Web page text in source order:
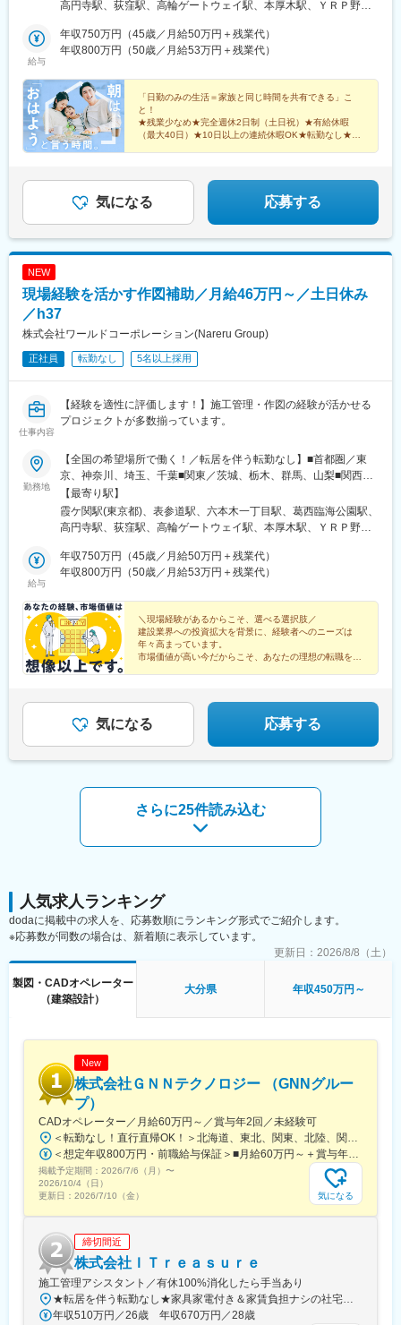
崎駅、名鉄一宮駅、静岡駅、三島駅、浜松駅、沼津駅、草薙駅(東
海道本線)、大垣駅、名鉄岐阜駅、多治見駅、穂積駅、近鉄四日市
木駅、佐野駅、守谷駅、取手駅、水戸駅、つくば駅、土浦駅、古
河駅、牛久駅、日立駅、高崎駅、前橋駅、伊勢崎駅、新前橋駅、
太田駅(群馬県)、館林駅、桐生駅、渋川駅、茨木駅、谷町四丁目
駅、枚方市駅、北新地駅、三国ケ丘駅(大阪府)、南森町駅、森ノ宮
駅、谷町九丁目駅、堺東駅、桃谷駅、肥後橋駅、十三駅、吹田駅
橋駅、烏丸御池駅、東福寺駅、西院駅(阪急線)、二条駅、西大路
駅、桂駅、桂川駅(京都府)、長岡京駅、大久保駅(京都府)、新田辺
駅、宇治駅(奈良線)、北大路駅、三条駅(京都府)、長岡天神駅、神
戸駅(兵庫県)、宝塚駅、塚口駅(阪急線)、住吉駅(兵庫県・東海
道)、姫路駅、明石駅、川西能勢口駅、元町駅(兵庫県)、西宮北口
水駅、今津駅(兵庫県)、西明石駅、熱海駅、新静岡駅、藤枝駅、伊
東駅、掛川駅、新浜松駅、清水駅(静岡県)、東静岡駅、焼津駅、富
龍ケ崎市駅、那須塩原駅、九段下駅、日本橋駅(東京都)、田町駅
(東京都)、神田駅(東京都)、御茶ノ水駅、新宿三丁目駅、新宿西口
駅、牛田駅(東京都)、京橋駅(東京都)、西早稲田駅、高輪ゲートウ
駅、京成上野駅、代々木八幡駅、浜松町駅、日比谷駅、井の頭公
園駅、西日暮里駅(舎人ライナー)、大崎広小路駅、代官山駅、日暮
駅、向ケ丘遊園駅、海老名駅(相模線)、緑町駅、京急鶴見駅、馬車
道駅、本川越駅、京成西船駅、栄町駅(千葉県)、本八幡駅(都営
線)、リゾートゲートウェイ・ステーション駅、市川真間駅、北初
富駅、京成稲毛駅、習志野駅、幸谷駅、天王寺駅前駅、大阪ビジ
ネスパーク駅、東淀川駅、大江橋駅、西大橋駅、なんば駅(地下
モノレール)、高槻市駅、九条駅(京都府)、くいな橋駅、神戸三宮
駅(阪神)、西代駅、森下駅(愛知県)、新豊橋駅、車道駅、小田井
なろう四日市駅、西桑名駅、富田駅(三重県)、宇都宮駅東口駅、西
桐生駅、谷町六丁目駅、宮之阪駅、百舌鳥八幡駅、大阪天満宮
駅、玉造駅、大阪上本町駅、渡辺橋駅、吹田駅(阪急線)、和田塚
駅、丸太町駅(京都市営)、西院駅(京福線)、洛西口駅、新田駅(京都
府)、京田辺駅、三条京阪駅、ハーバーランド駅、宝塚南口駅、住
居留地・大丸前駅、さくら夙川駅、芦屋川駅、ハーブ園山麓駅、
伊丹駅(阪急線)、山陽垂水駅、阪神国道駅、日吉町駅、新清水駅、
長沼駅(静岡県)、新日本橋駅、新御茶ノ水駅、新宿駅(東京メト
座一丁目駅、芝公園駅、鮫洲駅、白金高輪駅、立川南駅、九品仏
駅、高島町駅、高津駅(神奈川県)、和泉多摩川駅、梶が谷駅、東海
神駅、京成八幡駅、東京ディズニーランド・ステーション駅、大
阪城北詰駅、ＪＲ難波駅、長堀橋駅、七条駅、駒ケ林駅、ナゴヤ
駅、御影駅(兵庫県・阪神線)、県庁前駅(兵庫県)、芦屋駅(阪神
線)、風の丘中間駅、久寿川駅、柚木駅(静岡鉄道線)、竹橋駅、淡
路町駅、新宿御苑前駅
佐賀、長崎、大分、熊本、宮崎、鹿児島、沖縄【事業所住所】■東
京本社／東京都千代田区2番町3番地5麹町三葉ビル3階■麹町オフ
ャリア開発オフィス／東京都千代田区二番町12-8ロイヤルビルデ
ィング1階■関西支店／大阪府大阪市中央区平野町2丁目4-9 淀屋橋
PREX2階■中部支店／愛知県名古屋市中村区名駅3-4-10 アルティ
メイト名駅1st 4階■東北支店／宮城県仙台市宮城野区榴岡4-5-5 KT
ビル3階■北海道支店／北海道札幌市北区7条西2-20 NCO札幌駅
イースト8階D
高円寺駅、荻窪駅、高輪ゲートウェイ駅、本厚木駅、ＹＲＰ野比
谷保駅、テレコムセンター駅、飛田給駅、高松駅(東京都)、新高島
平駅、昭和島駅、拝島駅、北赤羽駅、柴崎体育館駅、西馬込駅、
代々木公園駅、京成立石駅、志茂駅、幡ケ谷駅、辰巳駅、浮間舟
渡駅、武蔵増戸駅、清瀬駅、萩山駅、富士見ケ丘駅、立川南駅、
押上駅、日比谷駅、新福井駅、梅島駅、西武球場前駅、荒川車庫
前駅、代田橋駅、両国駅、西武柳沢駅、志村坂上駅、氷川台駅、
東高円寺駅、河辺の森駅、西栗栖駅、三郷中央駅、鴨居駅、青砥
川駅、天神川駅、栗平駅、北鎌倉駅、青梅駅、昭和駅、森下駅(東
京都)、相原駅、大崎駅、落合南長崎駅、大和駅(神奈川県)、鶴間
矢川駅、六会日大前駅、植田駅(名古屋市営)、三河一宮駅、上野毛
駅、南御殿場駅、伊勢原駅、亀有駅、黒松内駅、新中野駅、谷塚
駅、志村三丁目駅、南砂町駅、三河島駅、千駄木駅、瑞江駅、木
谷駅、日の出駅(東京都)、金沢文庫駅、平塚駅、牛込柳町駅、新座
県)、国会議事堂前駅、青山町駅、向原駅(東京都)、東山田駅、高
槻市駅、鷺沼駅、香川駅、大濠公園駅、江戸川橋駅、池袋駅、若
駅、大鳥居駅、京成関屋駅、袖ケ浦駅、櫟本駅、砂田橋駅、武蔵
五日市駅、八日市駅、湯島駅、妙典駅、大矢知駅、平津駅、上社
駅、木ノ下駅、甚目寺駅、川越富洲原駅、春田駅、長泉なめり
駅、古庄駅、芝川駅、富士岡駅、門出駅、関ケ原駅、千城台駅、
室蘭駅、上板橋駅、羽島市役所前駅、大和田駅(北海道)、阿佐ケ谷
道)、丸亀駅、和田町駅、武蔵砂川駅、港南台駅、亀山駅(三重
県)、勝川駅、中山駅(神奈川県)、ウッディタウン中央駅、聖蹟桜
本駅、本郷台駅、玉川学園前駅、古淵駅、京成高砂駅、社家駅、
足立小台駅、前平公園駅、大森台駅、梶原駅、魚住駅、向日町
駅、静岡駅、竹橋駅、横手駅、東村山駅、王子神谷駅、浅野駅、
木曽川駅、小牧駅、下麻生駅、園田駅、北池袋駅、野跡駅、大学
前駅(滋賀県)、石山寺駅、黄檗駅(奈良線)、新井宿駅、芝浦ふ頭
山駅(三重県)、桜田門駅、外苑前駅、神谷町駅、高尾駅(東京都)、
東京国際クルーズターミナル駅、虎ノ門駅、程久保駅、代々木八
幡駅、小平駅、立川駅、有楽町駅、福井駅(福井県)、明大前駅、両
国駅(都営線)、中野富士見町駅、高速神戸駅、越中島駅、小岩駅、
久寿川駅、荒川一中前駅、武蔵小山駅、名古屋駅、塩釜口駅、中
野新橋駅、日暮里駅(舎人ライナー)、本駒込駅、東長崎駅、東門前
駅、竹芝駅、若松河田駅、亀戸水神駅、東尾久三丁目駅、大塚駅
(東京都)、宮前平駅、神楽坂駅、青物横丁駅、穴守稲荷駅、堀切
前駅、立飛駅、神保町駅、東十条駅、安善駅、下板橋駅、明治神
宮前駅、虎ノ門ヒルズ駅、原宿駅、立川北駅、銀座駅、福井駅、
尾久駅、浅草橋駅、ハーバーランド駅、清澄白河駅、東白楽駅、
三ノ輪橋駅、戸越銀座駅、近鉄名古屋駅、日暮里駅、浜松町駅、
早稲田駅(東京メトロ)、熊野前駅(舎人ライナー)、大塚駅前駅、牛
駅(東京都)、弁天橋駅、三田駅(東京都)
給与
年収750万円（45歳／月給50万円＋残業代）
年収800万円（50歳／月給53万円＋残業代）
「日勤のみの生活＝家族と同じ時間を共有できる」こ
と！
★残業少なめ★完全週休2日制（土日祝）★有給休暇
（最大40日）★10日以上の連続休暇OK★転勤なし★月
気になる 応募する
NEW
現場経験を活かす作図補助／月給46万円～／土日休み
／h37
株式会社ワールドコーポレーション(Nareru Group)
正社員 転勤なし 5名以上採用
仕事内容
【経験を適性に評価します！】施工管理・作図の経験が活かせる
プロジェクトが多数揃っています。
勤務地
【全国の希望場所で働く！／転居を伴う転勤なし】■首都圏／東
京、神奈川、埼玉、千葉■関東／茨城、栃木、群馬、山梨■関西／
大阪、兵庫、京都、奈良、和歌山、滋賀■中部／愛知、岐阜、三
重、静岡■北信越／新潟、富山、石川、福井、長野■北海道・東北
／北海道、青森、秋田、岩手、宮城、福島、山形■中四国／鳥取、
佐賀、長崎、大分、熊本、宮崎、鹿児島、沖縄【事業所住所】■東
京本社／東京都千代田区2番町3番地5麹町三葉ビル3階■麹町オフ
ャリア開発オフィス／東京都千代田区二番町12-8ロイヤルビルデ
ィング1階■関西支店／大阪府大阪市中央区平野町2丁目4-9 淀屋橋
PREX2階■中部支店／愛知県名古屋市中村区名駅3-4-10 アルティ
メイト名駅1st 4階■東北支店／宮城県仙台市宮城野区榴岡4-5-5 KT
ビル3階■北海道支店／北海道札幌市北区7条西2-20 NCO札幌駅
イースト8階D
【最寄り駅】
霞ケ関駅(東京都)、表参道駅、六本木一丁目駅、葛西臨海公園駅、
高円寺駅、荻窪駅、高輪ゲートウェイ駅、本厚木駅、ＹＲＰ野比
谷保駅、テレコムセンター駅、飛田給駅、高松駅(東京都)、新高島
平駅、昭和島駅、拝島駅、北赤羽駅、柴崎体育館駅、西馬込駅、
代々木公園駅、京成立石駅、志茂駅、幡ケ谷駅、辰巳駅、浮間舟
渡駅、武蔵増戸駅、清瀬駅、萩山駅、富士見ケ丘駅、立川南駅、
押上駅、日比谷駅、新福井駅、梅島駅、西武球場前駅、荒川車庫
前駅、代田橋駅、両国駅、西武柳沢駅、志村坂上駅、氷川台駅、
東高円寺駅、河辺の森駅、西栗栖駅、三郷中央駅、鴨居駅、青砥
川駅、天神川駅、栗平駅、北鎌倉駅、青梅駅、昭和駅、森下駅(東
京都)、相原駅、大崎駅、落合南長崎駅、大和駅(神奈川県)、鶴間
(和歌山県)、六浦駅、国分寺駅、小菅駅、三ノ輪駅、稲城駅、不動
前駅、太閤通駅、石原駅(京都府)、林崎松江海岸駅、田井ノ瀬駅、
矢川駅、六会日大前駅、植田駅(名古屋市営)、三河一宮駅、上野毛
駅、南御殿場駅、伊勢原駅、亀有駅、黒松内駅、新中野駅、谷塚
駅、志村三丁目駅、南砂町駅、三河島駅、千駄木駅、瑞江駅、木
駅、麻布十番駅、平井駅(東京都)、一之江駅、赤土小学校前駅、久
我山駅、駒沢大学駅、本庄早稲田駅、東あずま駅、根岸駅(神奈川
県)、国会議事堂前駅、青山町駅、向原駅(東京都)、東山田駅、高
槻市駅、鷺沼駅、香川駅、大濠公園駅、江戸川橋駅、池袋駅、若
葉台駅、京王よみうりランド駅、羽後牛島駅、新馬場駅、由仁
駅、大鳥居駅、京成関屋駅、袖ケ浦駅、櫟本駅、砂田橋駅、武蔵
五日市駅、八日市駅、湯島駅、妙典駅、大矢知駅、平津駅、上社
室蘭駅、上板橋駅、羽島市役所前駅、大和田駅(北海道)、阿佐ケ谷
駅、上永谷駅、雑色駅、六町駅、港町駅、鮫洲駅、日進駅(北海
道)、丸亀駅、和田町駅、武蔵砂川駅、港南台駅、亀山駅(三重
県)、勝川駅、中山駅(神奈川県)、ウッディタウン中央駅、聖蹟桜
ケ丘駅、久里浜駅、倉見駅、海老名駅(相模線)、当麻寺駅、美乃坂
本駅、本郷台駅、玉川学園前駅、古淵駅、京成高砂駅、社家駅、
足立小台駅、前平公園駅、大森台駅、梶原駅、魚住駅、向日町
駅、静岡駅、竹橋駅、横手駅、東村山駅、王子神谷駅、浅野駅、
木曽川駅、小牧駅、下麻生駅、園田駅、北池袋駅、野跡駅、大学
前駅(滋賀県)、石山寺駅、黄檗駅(奈良線)、新井宿駅、芝浦ふ頭
駅、宝塚駅、島氏永駅、北朝霞駅、徳島駅、大村駅(兵庫県)、三石
山駅(三重県)、桜田門駅、外苑前駅、神谷町駅、高尾駅(東京都)、
東京国際クルーズターミナル駅、虎ノ門駅、程久保駅、代々木八
幡駅、小平駅、立川駅、有楽町駅、福井駅(福井県)、明大前駅、両
国駅(都営線)、中野富士見町駅、高速神戸駅、越中島駅、小岩駅、
八坂駅、菊川駅(東京都)、下神明駅、椎名町駅、京急東神奈川駅、
久寿川駅、荒川一中前駅、武蔵小山駅、名古屋駅、塩釜口駅、中
給与
年収750万円（45歳／月給50万円＋残業代）
年収800万円（50歳／月給53万円＋残業代）
＼現場経験があるからこそ、選べる選択肢／
建設業界への投資拡大を背景に、経験者へのニーズは
年々高まっています。
市場価値が高い今だからこそ、あなたの理想の転職を実
気になる 応募する
さらに25件読み込む
人気求人ランキング
dodaに掲載中の求人を、応募数順にランキング形式でご紹介します。
※応募数が同数の場合は、新着順に表示しています。
更新日： 2026/8/8（土）
製図・CADオペレーター
（建築設計）
大分県 年収450万円～
New
株式会社ＧＮＮテクノロジー （GNNグルー
プ）
CADオペレーター／月給60万円～／賞与年2回／未経験可
＜転勤なし！直行直帰OK！＞北海道、東北、関東、北陸、関西、東海、中国、四国、九州、沖縄の各プロジェクト先★希望勤務地・通勤時間を考慮いたします！★直行直帰OK★U・Iターン歓迎！住宅手当あり★転居を伴う転勤はありません北海道東北／青森県・岩手県・宮城県・秋田県・山形県・福島県関東／東京、神奈川、千葉、埼玉、茨城、栃木、群馬北陸・甲信越／富山、石川、福井、新潟県、長野県、山梨県関西／大阪、京都、滋賀、兵庫、奈良、和歌山東海／愛知、静岡、三重、岐阜中国・四国／鳥取、島根、岡山、広島、山口、徳島、香川、高知、愛媛九州／福岡、佐賀、長崎、熊本、大分、宮崎、鹿児島、沖縄＼広島にてビッグプロジェクト始動！／裁量のあるポジションをお任せ◎より高待遇をご用意しております。ご希望の方は面接にてお気軽にご質問ください。
＜想定年収800万円・前職給与保証＞■月給60万円～＋賞与年2回＋各種手当※これまでの経験・スキル・年齢を考慮して、決定いたします※残業代は別途全額支給します。※前職給与保証について：年齢、経験、能力、適性を考慮して、支給額を決定します。ーーーーーーーーーーーーーーーーーーーーーーーーーーーーーーーーー■未経験者は月給35万円～＋賞与年2回＋各種手当 ※これまでの経験・スキル・年齢を考慮して、決定いたします※残業代は別途全額支給します。＼勤務地特典！／入社祝い金として別途20万円を支給いたします◎
掲載予定期間： 2026/7/6（月） 〜
2026/10/4（日）
更新日： 2026/7/10（金） 気になる
締切間近
株式会社ＩＴｒｅａｓｕｒｅ
施工管理アシスタント／有休100%消化したら手当あり
★転居を伴う転勤なし★家具家電付き＆家賃負担ナシの社宅あり！★U・I・Jターン歓迎★フルリモートワーク、在宅もあり！★マイカー通勤OK全国47都道府県の中から、あなたが希望する好きな地域で働けます！■北海道・東北北海道・青森県・秋田県・岩手県・宮城県・山形県・福島県■関東東京都・神奈川県・千葉県・埼玉県・茨城県・栃木県・群馬県■中部山梨県・新潟県・長野県・富山県・石川県・福井県・岐阜県・静岡県・愛知県■近畿三重県・滋賀県・京都府・大阪府・兵庫県・奈良県・和歌山県■中国鳥取県・島根県・岡山県・広島県・山口県■四国徳島県・香川県・愛媛県・高知県■九州福岡県・佐賀県・長崎県・熊本県・大分県・宮崎県・鹿児島県・沖縄県※受動喫煙対策：あり※今後も各地域に続々と拠点をOPENしていきます！＼働く場所は、あなたファーストで♪／多彩な企業との取引がある当社では、働く場所も働き方も、自由度は高め！一人ひとりの働く想いに寄り添いながら、理想的な働き方を実現できます♪
年収510万円／26歳 年収670万円／28歳